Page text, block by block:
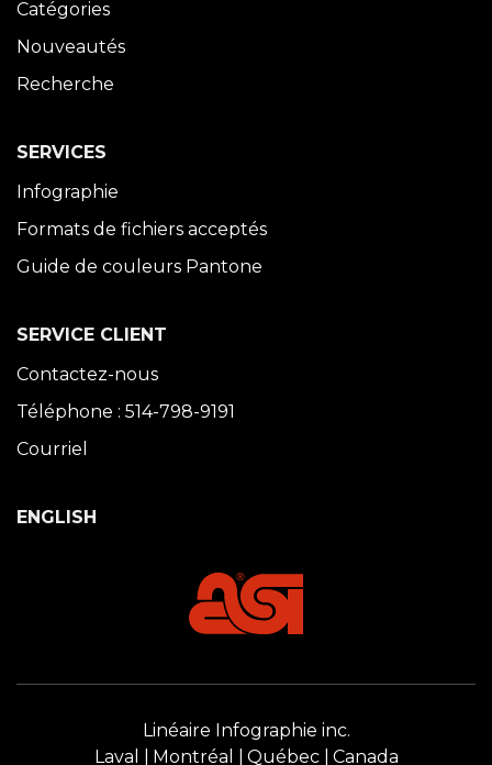
Catégories
Nouveautés
Recherche
SERVICES
Infographie
Formats de fichiers acceptés
Guide de couleurs Pantone
SERVICE CLIENT
Contactez-nous
Téléphone : 514-798-9191
Courriel
ENGLISH
Linéaire Infographie inc.
Laval
Montréal Québec Canada